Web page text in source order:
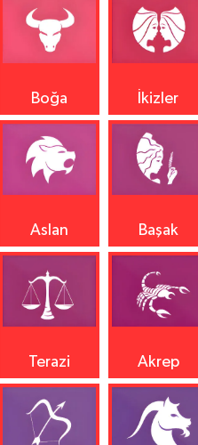
Boğa İkizler
Aslan Başak
Terazi Akrep